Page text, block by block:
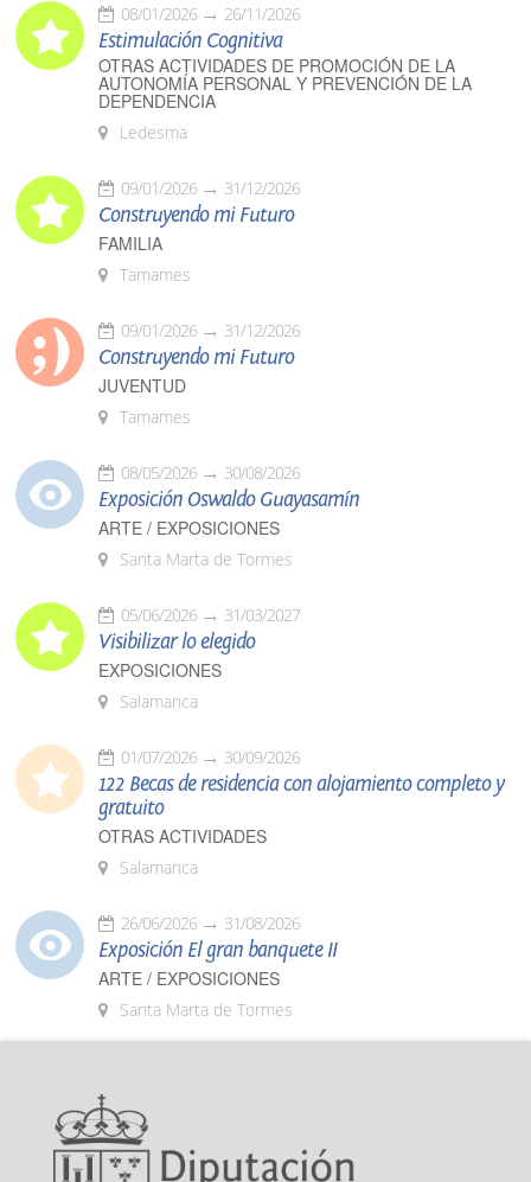
08/01/2026 26/11/2026
Estimulación Cognitiva
OTRAS ACTIVIDADES DE PROMOCIÓN DE LA
AUTONOMÍA PERSONAL Y PREVENCIÓN DE LA
DEPENDENCIA
Ledesma
09/01/2026 31/12/2026
Construyendo mi Futuro
FAMILIA
Tamames
09/01/2026 31/12/2026
Construyendo mi Futuro
JUVENTUD
Tamames
08/05/2026 30/08/2026
Exposición Oswaldo Guayasamín
ARTE / EXPOSICIONES
Santa Marta de Tormes
05/06/2026 31/03/2027
Visibilizar lo elegido
EXPOSICIONES
Salamanca
01/07/2026 30/09/2026
122 Becas de residencia con alojamiento completo y
gratuito
OTRAS ACTIVIDADES
Salamanca
26/06/2026 31/08/2026
Exposición El gran banquete II
ARTE / EXPOSICIONES
Santa Marta de Tormes